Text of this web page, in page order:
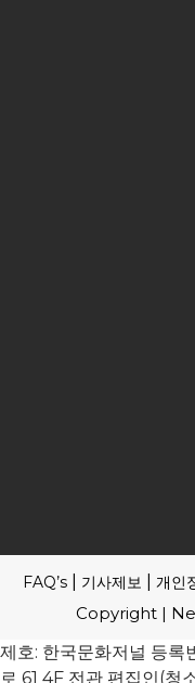
FAQ’s 기사제보 개인
Copyright |
제호: 한국문화저널 등록
로 61 4F 전관 편집인(청